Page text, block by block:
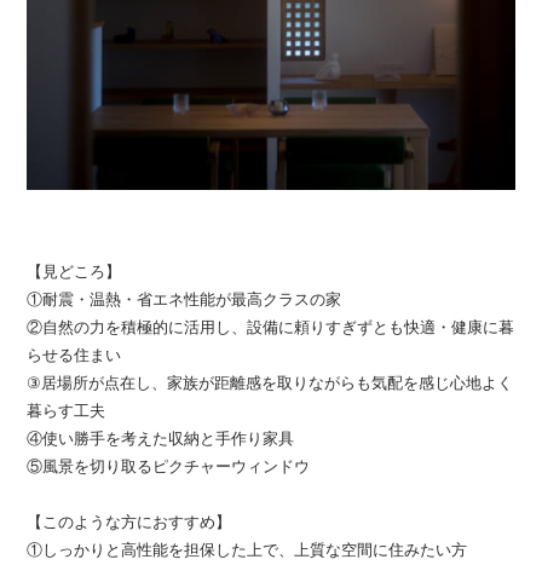
【見どころ】
①耐震・温熱・省エネ性能が最高クラスの家
②自然の力を積極的に活用し、設備に頼りすぎずとも快適・健康に暮
らせる住まい
③居場所が点在し、家族が距離感を取りながらも気配を感じ心地よく
暮らす工夫
④使い勝手を考えた収納と手作り家具
⑤風景を切り取るピクチャーウィンドウ
【このような方におすすめ】
①しっかりと高性能を担保した上で、上質な空間に住みたい方